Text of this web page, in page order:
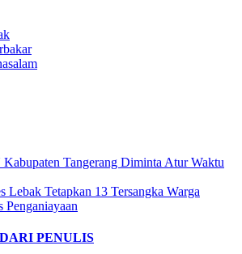
Tangerang Diminta Atur Waktu
Lebak Tetapkan 13 Tersangka Warga
Penganiayaan
DARI PENULIS